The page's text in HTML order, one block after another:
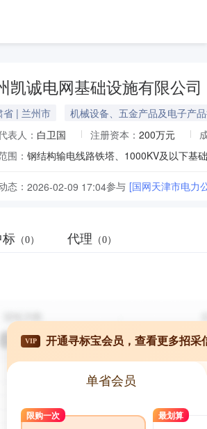
凯诚电网基础设施有限公司
省 | 兰州市
机械设备、五金产品及电子产
表人： 白卫国 注册资本： 200万元
围：
态： 2026-02-09 17:04参与 [国网天津市电力
标 （0） 代理 （0）
VIP 开通寻标宝会员，查看更多招采
单省会员
限购一次 最划算